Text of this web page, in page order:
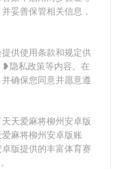
妥善保管相关信息，
供使用条款和规定供
隐私政策等内容。在
确保您同意并愿意遵
天爱麻将柳州安卓版
麻将柳州安卓版账
版提供的丰富体育赛